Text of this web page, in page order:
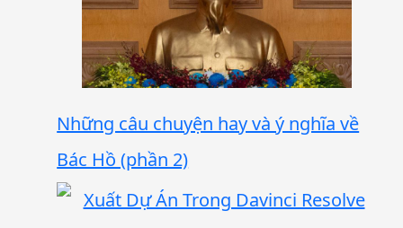
Những câu chuyện hay và ý nghĩa về
Bác Hồ (phần 2)